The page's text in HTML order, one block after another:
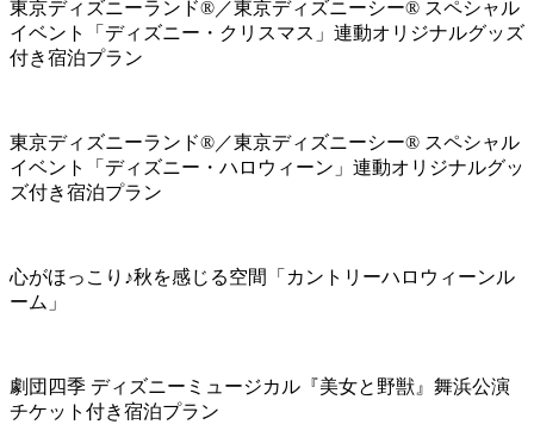
東京ディズニーランド®／東京ディズニーシー® スペシャル
イベント「ディズニー・クリスマス」連動オリジナルグッズ
付き宿泊プラン
東京ディズニーランド®／東京ディズニーシー® スペシャル
イベント「ディズニー・ハロウィーン」連動オリジナルグッ
ズ付き宿泊プラン
心がほっこり♪秋を感じる空間「カントリーハロウィーンル
ーム」
劇団四季 ディズニーミュージカル『美女と野獣』舞浜公演
チケット付き宿泊プラン